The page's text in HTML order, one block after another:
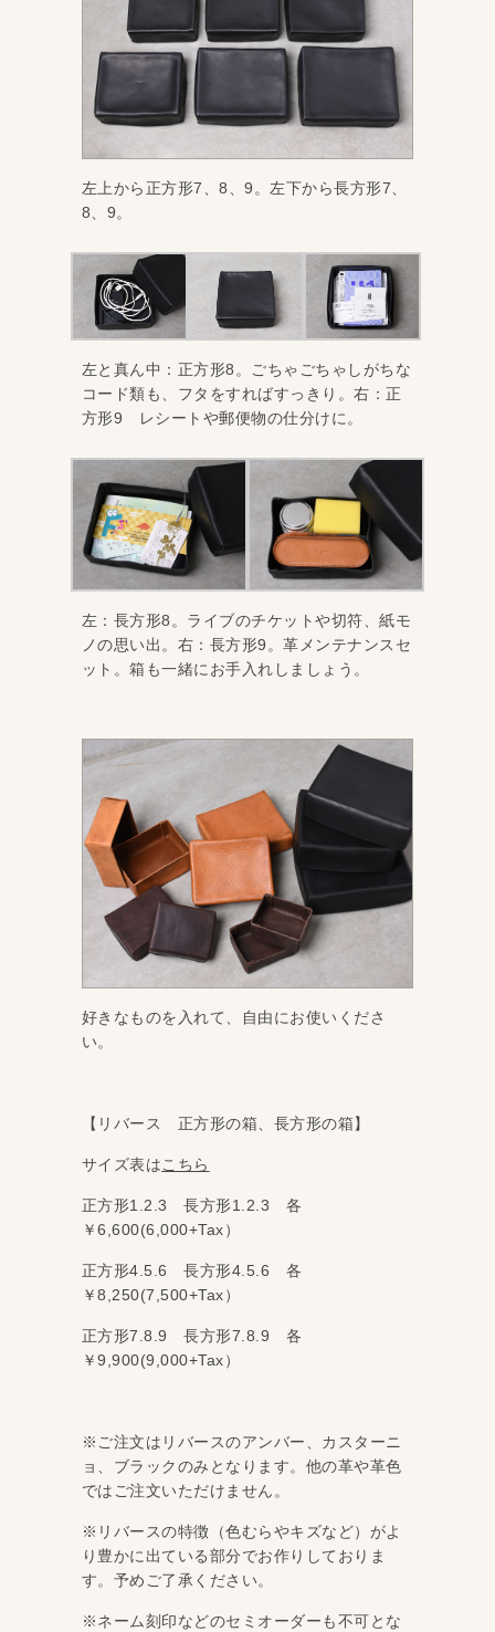
左上から正方形7、8、9。左下から長方形7、
8、9。
左と真ん中：正方形8。ごちゃごちゃしがちな
コード類も、フタをすればすっきり。右：正
方形9 レシートや郵便物の仕分けに。
左：長方形8。ライブのチケットや切符、紙モ
ノの思い出。右：長方形9。革メンテナンスセ
ット。箱も一緒にお手入れしましょう。
好きなものを入れて、自由にお使いくださ
い。
【リバース 正方形の箱、長方形の箱】
サイズ表はこちら
正方形1.2.3 長方形1.2.3 各
￥6,600(6,000+Tax）
正方形4.5.6 長方形4.5.6 各
￥8,250(7,500+Tax）
正方形7.8.9 長方形7.8.9 各
￥9,900(9,000+Tax）
※ご注文はリバースのアンバー、カスターニ
ョ、ブラックのみとなります。他の革や革色
ではご注文いただけません。
※リバースの特徴（色むらやキズなど）がよ
り豊かに出ている部分でお作りしておりま
す。予めご了承ください。
※ネーム刻印などのセミオーダーも不可とな